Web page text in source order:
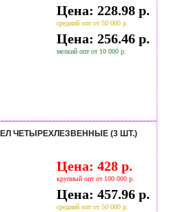
Цена: 228.98 р.
средний опт от 50 000 р.
Цена: 256.46 р.
мелкий опт от 10 000 р.
ЧЕТЫРЕХЛЕЗВЕННЫЕ (3 ШТ.)
Цена: 428 р.
крупный опт от 100 000 р.
Цена: 457.96 р.
средний опт от 50 000 р.